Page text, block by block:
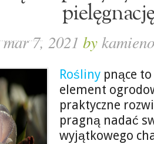
mar 7, 2021 by
Rośliny pnące
element
praktyczne
pragną nadać
wyjątkowego